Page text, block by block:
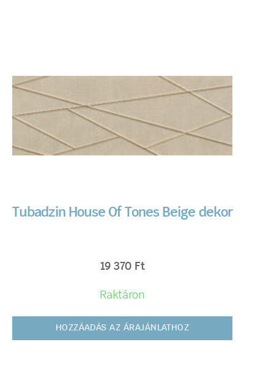
Tubadzin House Of Tones Beige dekor
19 370 Ft
Raktáron
HOZZÁADÁS AZ ÁRAJÁNLATHOZ